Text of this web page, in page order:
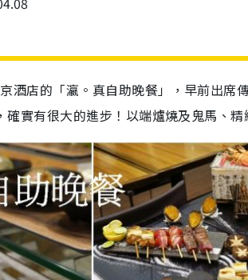
酒店的「瀛。真自助晚餐」，早前出席
實有很大的進步！以端爐燒及鬼馬、